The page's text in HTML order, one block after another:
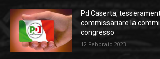
Pd Caserta,
commissariare la
congresso
12 Febbraio 2023